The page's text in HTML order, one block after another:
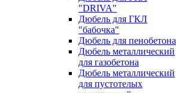
"DRIVA"
Дюбель для ГКЛ
"бабочка"
Дюбель для пенобетона
Дюбель металлический
для газобетона
Дюбель металлический
для пустотелых